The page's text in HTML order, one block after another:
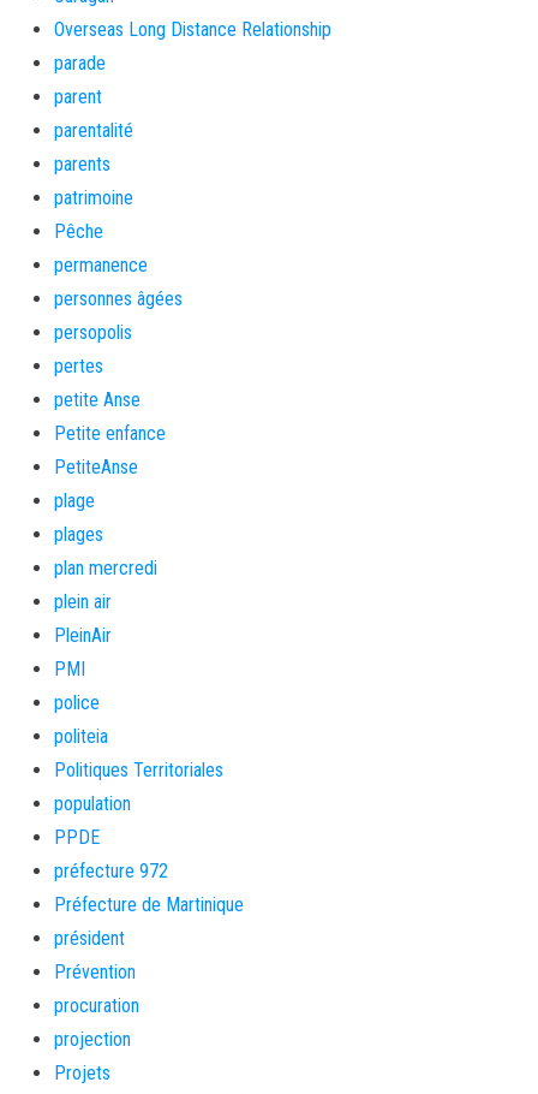
Overseas Long Distance Relationship
parade
parent
parentalité
parents
patrimoine
Pêche
permanence
personnes âgées
persopolis
pertes
petite Anse
Petite enfance
PetiteAnse
plage
plages
plan mercredi
plein air
PleinAir
PMI
police
politeia
Politiques Territoriales
population
PPDE
préfecture 972
Préfecture de Martinique
président
Prévention
procuration
projection
Projets